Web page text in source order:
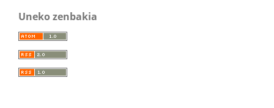
Uneko zenbakia